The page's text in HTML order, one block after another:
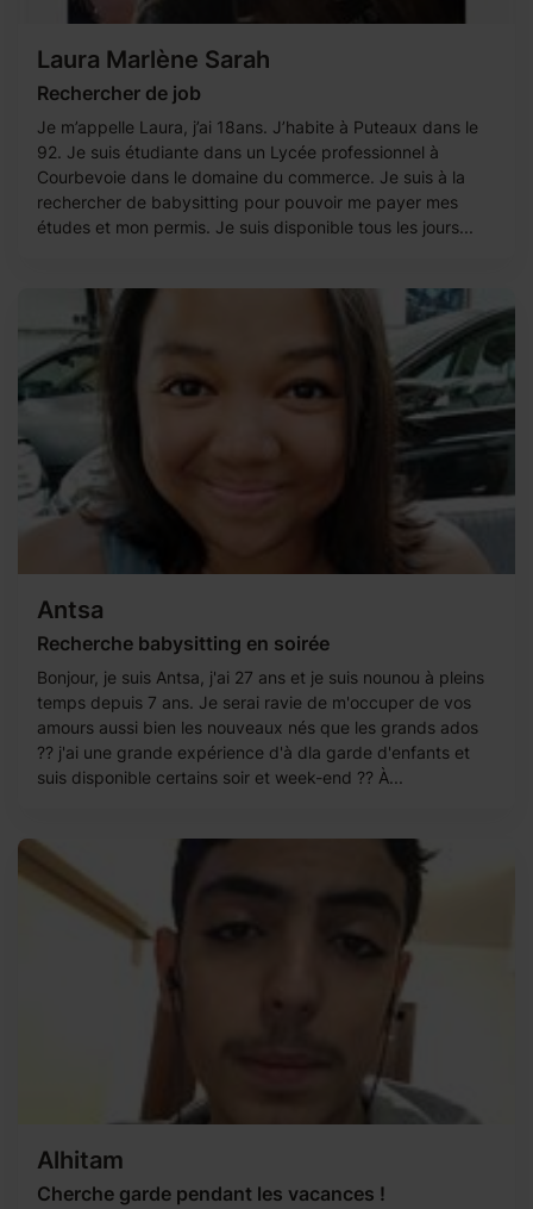
Laura Marlène Sarah
Rechercher de job
Je m’appelle Laura, j’ai 18ans. J’habite à Puteaux dans le
92. Je suis étudiante dans un Lycée professionnel à
Courbevoie dans le domaine du commerce. Je suis à la
rechercher de babysitting pour pouvoir me payer mes
études et mon permis. Je suis disponible tous les jours...
Antsa
Recherche babysitting en soirée
Bonjour, je suis Antsa, j'ai 27 ans et je suis nounou à pleins
temps depuis 7 ans. Je serai ravie de m'occuper de vos
amours aussi bien les nouveaux nés que les grands ados
?? j'ai une grande expérience d'à dla garde d'enfants et
suis disponible certains soir et week-end ?? À...
Alhitam
Cherche garde pendant les vacances !